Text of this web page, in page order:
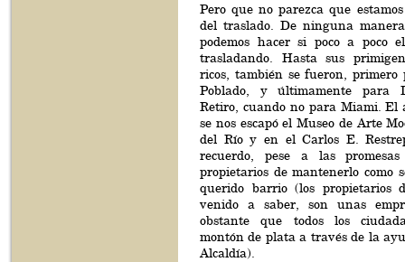
Pero que no parezca que
del traslado. De ninguna
podemos hacer si poco a poco
trasladando. Hasta sus
ricos, también se fueron,
Poblado, y últimamente para
Retiro, cuando no para Miami. El
se nos escapó el Museo de Arte
del Río y en el Carlos E.
recuerdo, pese a las
propietarios de mantenerlo como
querido barrio (los propietarios
venido a saber, son unas
obstante que todos los
montón de plata a través de la
Alcaldía).